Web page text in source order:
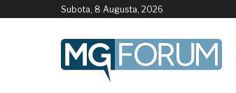
Subota, 8 Augusta, 2026